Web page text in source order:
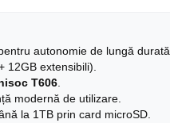
autonomie de lungă durată.
12GB extensibili).
T606
modernă de utilizare.
la 1TB prin card microSD.